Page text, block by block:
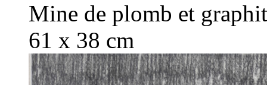
Mine de plomb et
61 x 38 cm